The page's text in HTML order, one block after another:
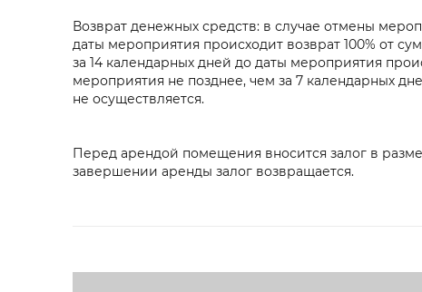
Возврат денежных средств: в случае отмены
даты мероприятия происходит возврат 100% от
за 14 календарных дней до даты мероприятия
мероприятия не позднее, чем за 7 календарных
не осуществляется.
Перед арендой помещения вносится залог в
завершении аренды залог возвращается.